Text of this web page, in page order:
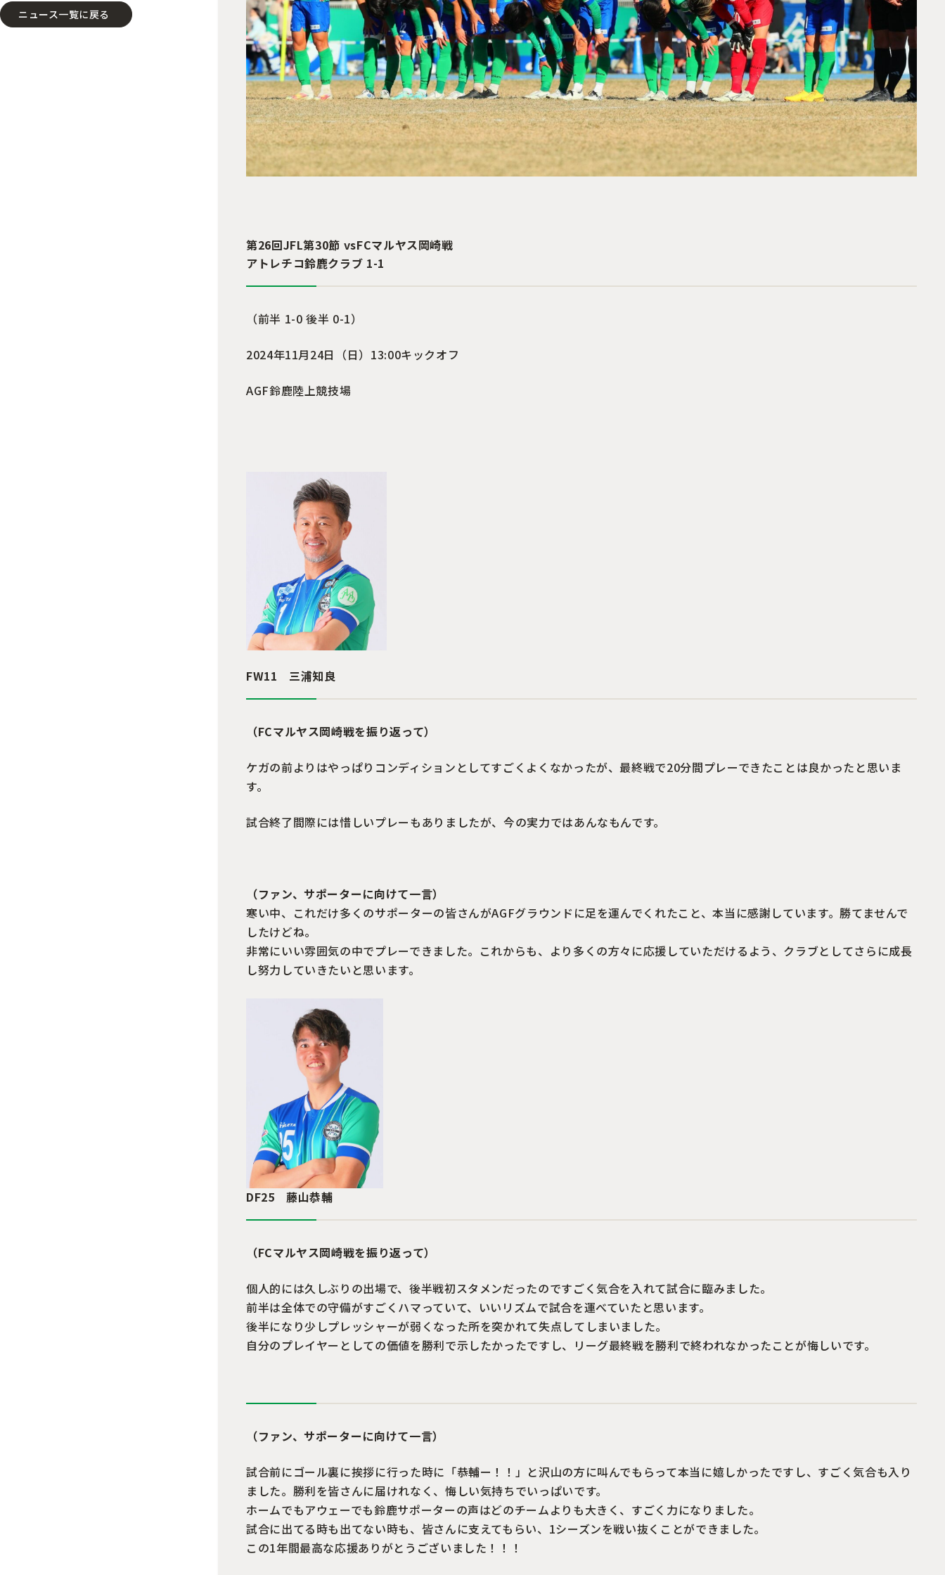
ニュース一覧に戻る
第26回JFL第30節 vsFCマルヤス岡崎戦
アトレチコ鈴鹿クラブ 1-1
（前半 1-0 後半 0-1）
2024年11月24日（日）13:00キックオフ
AGF鈴鹿陸上競技場
FW11 三浦知良
（FCマルヤス岡崎戦を振り返って）
ケガの前よりはやっぱりコンディションとしてすごくよくなかったが、最終戦で20分間プレーできたことは良かったと思いま
す。
試合終了間際には惜しいプレーもありましたが、今の実力ではあんなもんです。
（ファン、サポーターに向けて一言）
寒い中、これだけ多くのサポーターの皆さんがAGFグラウンドに足を運んでくれたこと、本当に感謝しています。勝てませんで
したけどね。
非常にいい雰囲気の中でプレーできました。これからも、より多くの方々に応援していただけるよう、クラブとしてさらに成長
し努力していきたいと思います。
DF25 藤山恭輔
（FCマルヤス岡崎戦を振り返って）
個人的には久しぶりの出場で、後半戦初スタメンだったのですごく気合を入れて試合に臨みました。
前半は全体での守備がすごくハマっていて、いいリズムで試合を運べていたと思います。
後半になり少しプレッシャーが弱くなった所を突かれて失点してしまいました。
自分のプレイヤーとしての価値を勝利で示したかったですし、リーグ最終戦を勝利で終われなかったことが悔しいです。
（ファン、サポーターに向けて一言）
試合前にゴール裏に挨拶に行った時に「恭輔ー！！」と沢山の方に叫んでもらって本当に嬉しかったですし、すごく気合も入り
ました。勝利を皆さんに届けれなく、悔しい気持ちでいっぱいです。
ホームでもアウェーでも鈴鹿サポーターの声はどのチームよりも大きく、すごく力になりました。
試合に出てる時も出てない時も、皆さんに支えてもらい、1シーズンを戦い抜くことができました。
この1年間最高な応援ありがとうございました！！！